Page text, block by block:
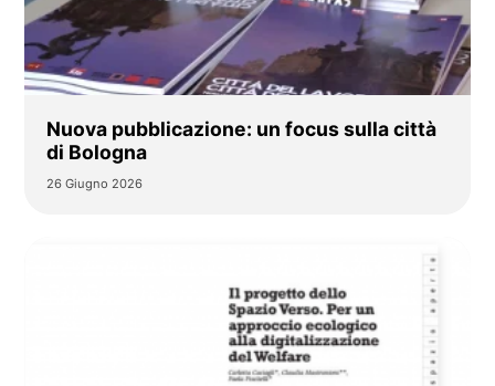
Nuova pubblicazione: un focus sulla città
di Bologna
26 Giugno 2026